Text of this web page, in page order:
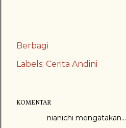
Berbagi
Labels: Cerita Andini
KOMENTAR
nianichi mengatakan…